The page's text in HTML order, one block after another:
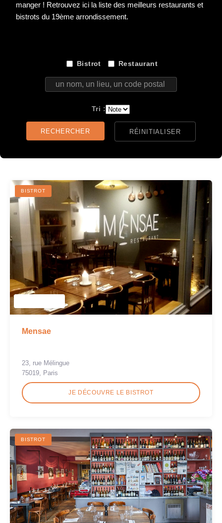
manger ! Retrouvez ici la liste des meilleurs restaurants et
bistrots du 19ème arrondissement.
Bistrot Restaurant
un nom, un lieu, un code postal ...
Tri :
BISTROT
Mensae
23, rue Mélingue
75019, Paris
JE DÉCOUVRE LE BISTROT
BISTROT